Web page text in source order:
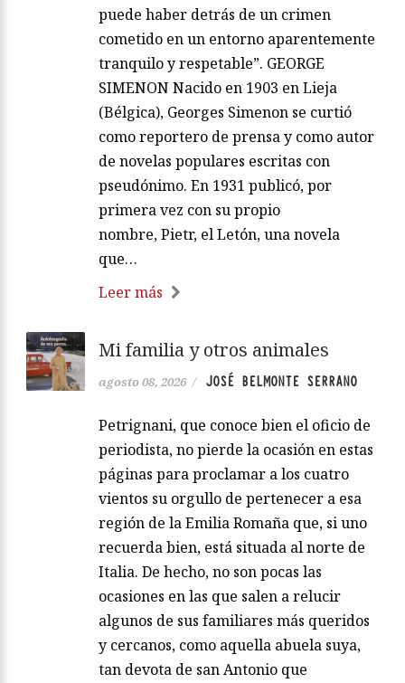
puede haber detrás de un crimen
cometido en un entorno aparentemente
tranquilo y respetable”. GEORGE
SIMENON Nacido en 1903 en Lieja
(Bélgica), Georges Simenon se curtió
como reportero de prensa y como autor
de novelas populares escritas con
pseudónimo. En 1931 publicó, por
primera vez con su propio
nombre, Pietr, el Letón, una novela
que…
Leer más
Mi familia y otros animales
agosto 08, 2026 / JOSÉ BELMONTE SERRANO
Petrignani, que conoce bien el oficio de
periodista, no pierde la ocasión en estas
páginas para proclamar a los cuatro
vientos su orgullo de pertenecer a esa
región de la Emilia Romaña que, si uno
recuerda bien, está situada al norte de
Italia. De hecho, no son pocas las
ocasiones en las que salen a relucir
algunos de sus familiares más queridos
y cercanos, como aquella abuela suya,
tan devota de san Antonio que